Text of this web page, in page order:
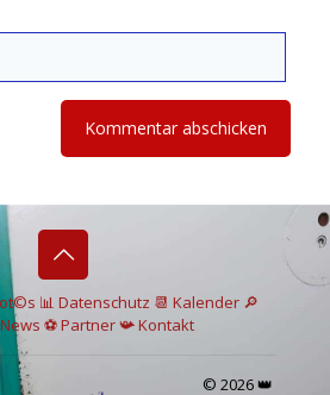
📊 Datenschutz 📆 Kalender 🔎
⚽Partner📯Kontakt
© 2026 👑